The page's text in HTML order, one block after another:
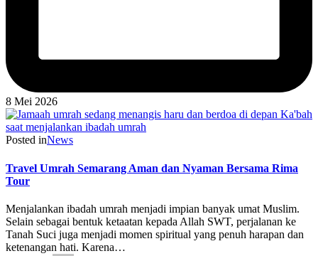
8 Mei 2026
Posted inNews
Travel Umrah Semarang Aman dan Nyaman Bersama Rima
Tour
Menjalankan ibadah umrah menjadi impian banyak umat Muslim.
Selain sebagai bentuk ketaatan kepada Allah SWT, perjalanan ke
Tanah Suci juga menjadi momen spiritual yang penuh harapan dan
ketenangan hati. Karena…